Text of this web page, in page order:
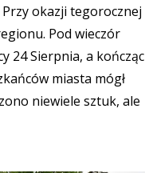
okazji tegorocznej
Pod wieczór
24 Sierpnia, a kończąc
miasta mógł
niewiele sztuk, ale